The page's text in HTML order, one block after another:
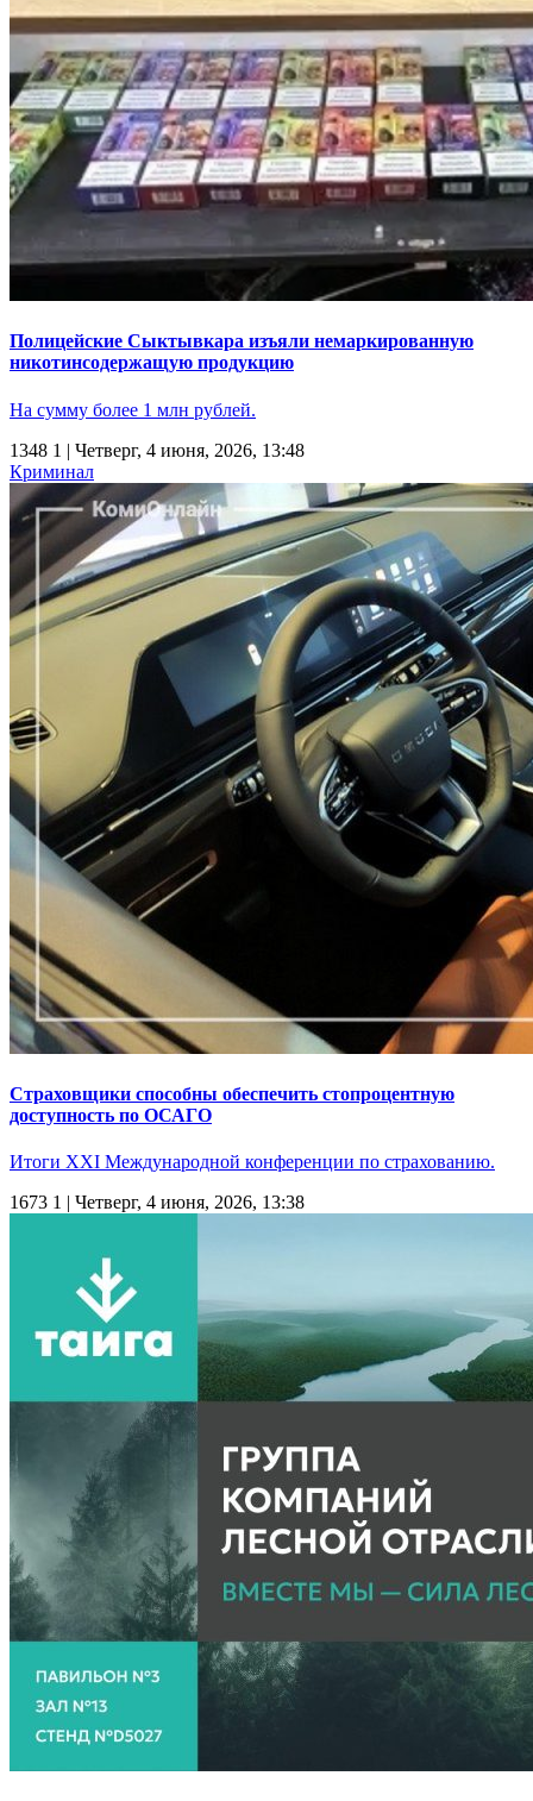
Полицейские Сыктывкара изъяли немаркированную
никотинсодержащую продукцию
На сумму более 1 млн рублей.
1348 1 | Четверг, 4 июня, 2026, 13:48
Криминал
Страховщики способны обеспечить стопроцентную
доступность по ОСАГО
Итоги ХХI Международной конференции по страхованию.
1673 1 | Четверг, 4 июня, 2026, 13:38